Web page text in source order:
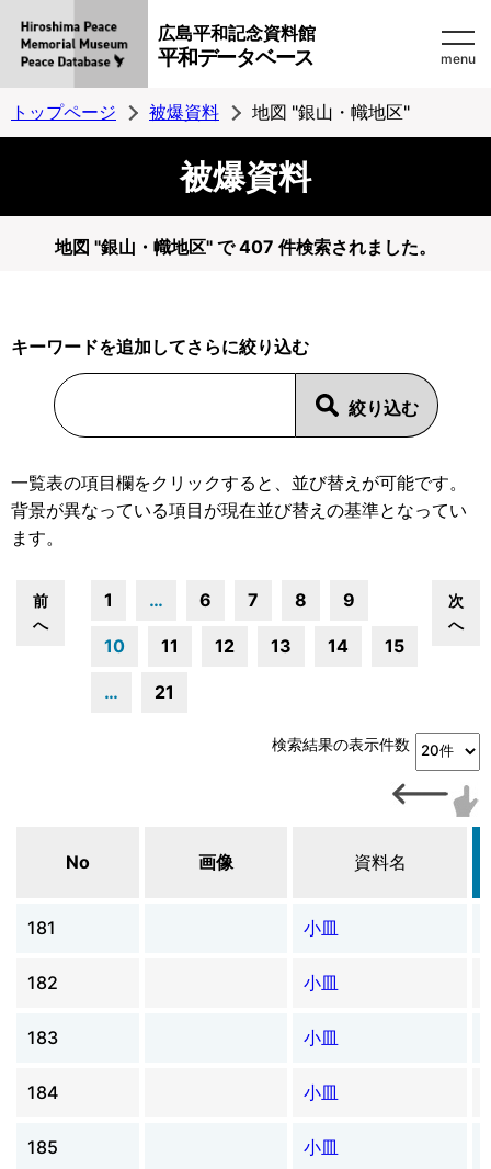
広島平和記念資料館
平和データベース menu
トップページ 被爆資料 地図 "銀山・幟地区"
被爆資料
地図 "銀山・幟地区" で 407 件検索されました。
キーワードを追加してさらに絞り込む
一覧表の項目欄をクリックすると、並び替えが可能です。
背景が異なっている項目が現在並び替えの基準となってい
ます。
前
へ
1 … 6 7 8 9
10 11 12 13 14 15
… 21
次
へ
検索結果の表示件数
No 画像 資料名
181 小皿
182 小皿
183 小皿
184 小皿
185 小皿